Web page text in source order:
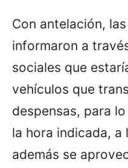
Con antelación,
informaron a
sociales que
vehículos que
despensas, para
la hora indicada, a
además se